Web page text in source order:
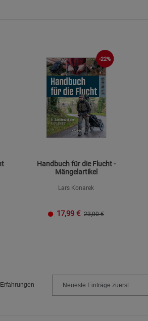
-22%
Handbuch für die Flucht -
Mängelartikel
Lars Konarek
17,99 € 23,00 €